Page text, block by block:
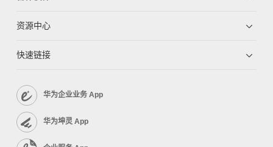
资源中心
快速链接
华为企业业务 App
华为坤灵 App